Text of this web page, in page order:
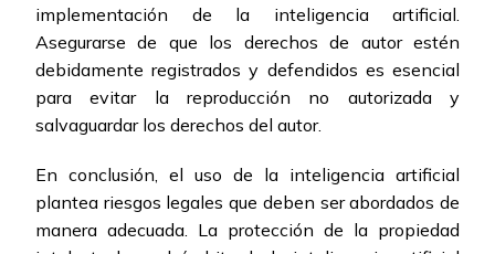
implementación de la inteligencia artificial.
Asegurarse de que los derechos de autor estén
debidamente registrados y defendidos es esencial
para evitar la reproducción no autorizada y
salvaguardar los derechos del autor.
En conclusión, el uso de la inteligencia artificial
plantea riesgos legales que deben ser abordados de
manera adecuada. La protección de la propiedad